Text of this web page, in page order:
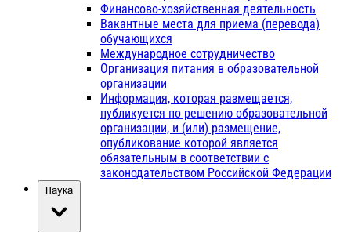
Финансово-хозяйственная деятельность
Вакантные места для приема (перевода)
обучающихся
Международное сотрудничество
Организация питания в образовательной
организации
Информация, которая размещается,
публикуется по решению образовательной
организации, и (или) размещение,
опубликование которой является
обязательным в соответствии с
законодательством Российской Федерации
Наука